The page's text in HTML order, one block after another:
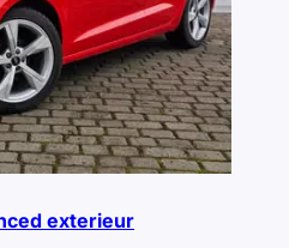
exterieur